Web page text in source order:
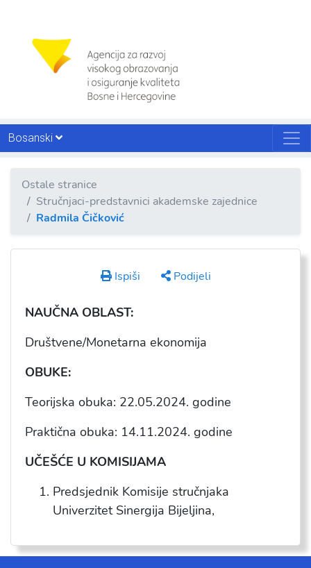
Bosanski
Ostale stranice
Stručnjaci-predstavnici akademske zajednice
Radmila Čičković
Ispiši Podijeli
NAUČNA OBLAST:
Društvene/Monetarna ekonomija
OBUKE:
Teorijska obuka: 22.05.2024. godine
Praktična obuka: 14.11.2024. godine
UČEŠĆE U KOMISIJAMA
Predsjednik Komisije stručnjaka
Univerzitet Sinergija Bijeljina,